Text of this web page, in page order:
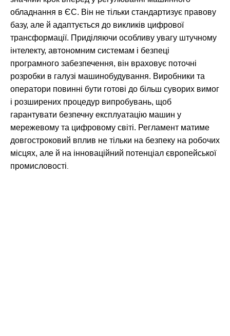
обладнання в ЄС. Він не тільки стандартизує правову
базу, але й адаптується до викликів цифрової
трансформації. Приділяючи особливу увагу штучному
інтелекту, автономним системам і безпеці
програмного забезпечення, він враховує поточні
розробки в галузі машинобудування. Виробники та
оператори повинні бути готові до більш суворих вимог
і розширених процедур випробувань, щоб
гарантувати безпечну експлуатацію машин у
мережевому та цифровому світі. Регламент матиме
довгостроковий вплив не тільки на безпеку на робочих
місцях, але й на інноваційний потенціал європейської
промисловості